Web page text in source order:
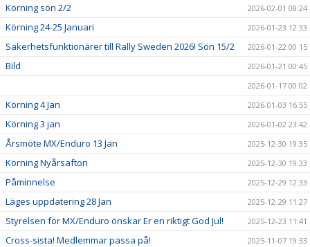
Körning sön 2/2 2026-02-01 08:24
Körning 24-25 Januari 2026-01-23 12:33
Säkerhetsfunktionärer till Rally Sweden 2026! Sön 15/2 2026-01-22 00:15
Bild
2026-01-21 00:45
2026-01-17 00:02
Körning 4 Jan 2026-01-03 16:55
Körning 3 jan 2026-01-02 23:42
Årsmöte MX/Enduro 13 Jan 2025-12-30 19:35
Körning Nyårsafton 2025-12-30 19:33
Påminnelse 2025-12-29 12:33
Läges uppdatering 28 Jan 2025-12-29 11:27
Styrelsen för MX/Enduro önskar Er en riktigt God Jul! 2025-12-23 11:41
Cross-sista! Medlemmar passa på! 2025-11-07 19:33